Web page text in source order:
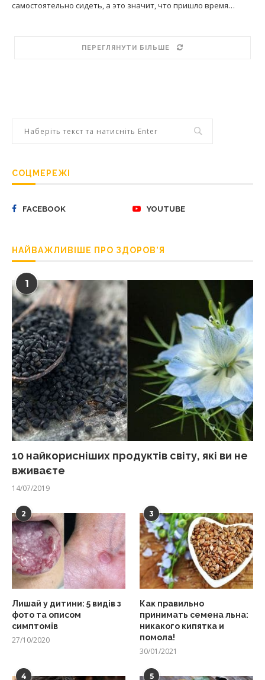
самостоятельно сидеть, а это значит, что пришло время…
ПЕРЕГЛЯНУТИ БІЛЬШЕ
СОЦМЕРЕЖІ
FACEBOOK YOUTUBE
НАЙВАЖЛИВІШЕ ПРО ЗДОРОВ’Я
1
10 найкорисніших продуктів світу, які ви не
вживаєте
14/07/2019
2
Лишай у дитини: 5 видів з
фото та описом
симптомів
27/10/2020
3
Как правильно
принимать семена льна:
никакого кипятка и
помола!
30/01/2021
4 5